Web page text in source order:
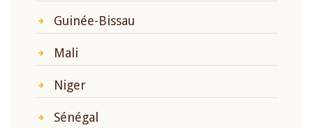
Guinée-Bissau
Mali
Niger
Sénégal